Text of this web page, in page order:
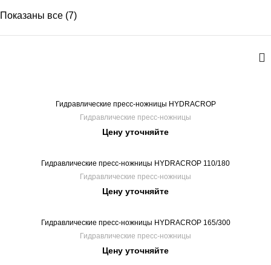
Показаны все (7)
Гидравлические пресс-ножницы HYDRACROP
Гидравлические пресс-ножницы
Цену уточняйте
Гидравлические пресс-ножницы HYDRACROP 110/180
Гидравлические пресс-ножницы
Цену уточняйте
Гидравлические пресс-ножницы HYDRACROP 165/300
Гидравлические пресс-ножницы
Цену уточняйте